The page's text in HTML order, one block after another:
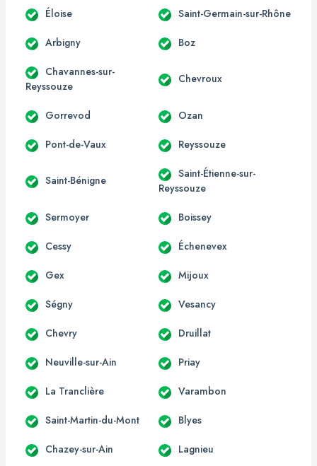
Éloise Saint-Germain-sur-Rhône
Arbigny Boz
Chavannes-sur-
Reyssouze
Chevroux
Gorrevod Ozan
Pont-de-Vaux Reyssouze
Saint-Bénigne
Saint-Étienne-sur-
Reyssouze
Sermoyer Boissey
Cessy Échenevex
Gex Mijoux
Ségny Vesancy
Chevry Druillat
Neuville-sur-Ain Priay
La Tranclière Varambon
Saint-Martin-du-Mont Blyes
Chazey-sur-Ain Lagnieu